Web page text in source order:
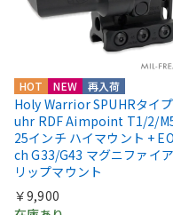
HOT NEW 再入荷
Holy Warrior SPUHRタイ
uhr RDF Aimpoint T1/2/
25インチ ハイマウント +
ch G33/G43 マグニファイ
リップマウント
￥9,900